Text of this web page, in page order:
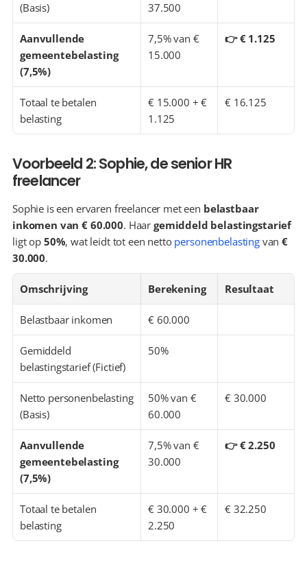
(Basis) 37.500
Aanvullende
gemeentebelasting
(7,5%)
7,5% van €
15.000
👉 € 1.125
Totaal te betalen
belasting
€ 15.000 + €
1.125
€ 16.125
Voorbeeld 2: Sophie, de senior HR
freelancer
Sophie is een ervaren freelancer met een belastbaar
inkomen van € 60.000. Haar gemiddeld belastingstarief
ligt op 50%, wat leidt tot een netto personenbelasting van €
30.000.
Omschrijving Berekening Resultaat
Belastbaar inkomen € 60.000
Gemiddeld
belastingstarief (Fictief)
50%
Netto personenbelasting
(Basis)
50% van €
60.000
€ 30.000
Aanvullende
gemeentebelasting
(7,5%)
7,5% van €
30.000
👉 € 2.250
Totaal te betalen
belasting
€ 30.000 + €
2.250
€ 32.250